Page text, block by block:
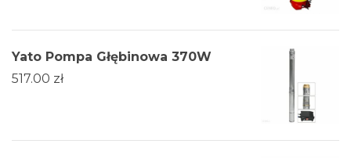
Yato Pompa Głębinowa 370W
517.00 zł